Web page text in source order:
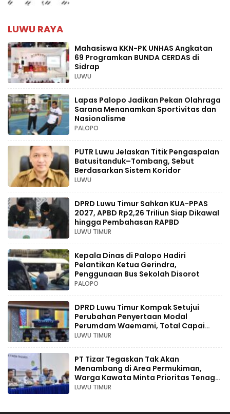
LUWU RAYA
Mahasiswa KKN-PK UNHAS Angkatan
69 Programkan BUNDA CERDAS di
Sidrap
LUWU
Lapas Palopo Jadikan Pekan Olahraga
Sarana Menanamkan Sportivitas dan
Nasionalisme
PALOPO
PUTR Luwu Jelaskan Titik Pengaspalan
Batusitanduk–Tombang, Sebut
Berdasarkan Sistem Koridor
LUWU
DPRD Luwu Timur Sahkan KUA-PPAS
2027, APBD Rp2,26 Triliun Siap Dikawal
hingga Pembahasan RAPBD
LUWU TIMUR
Kepala Dinas di Palopo Hadiri
Pelantikan Ketua Gerindra,
Penggunaan Bus Sekolah Disorot
PALOPO
DPRD Luwu Timur Kompak Setujui
Perubahan Penyertaan Modal
Perumdam Waemami, Total Capai
Rp131,68 Miliar Hingga 2030
LUWU TIMUR
PT Tizar Tegaskan Tak Akan
Menambang di Area Permukiman,
Warga Kawata Minta Prioritas Tenaga
Kerja Lokal
LUWU TIMUR